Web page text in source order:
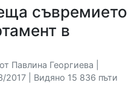
съвремието
в
Павлина Георгиева |
2017 | Видяно 15 836 пъти